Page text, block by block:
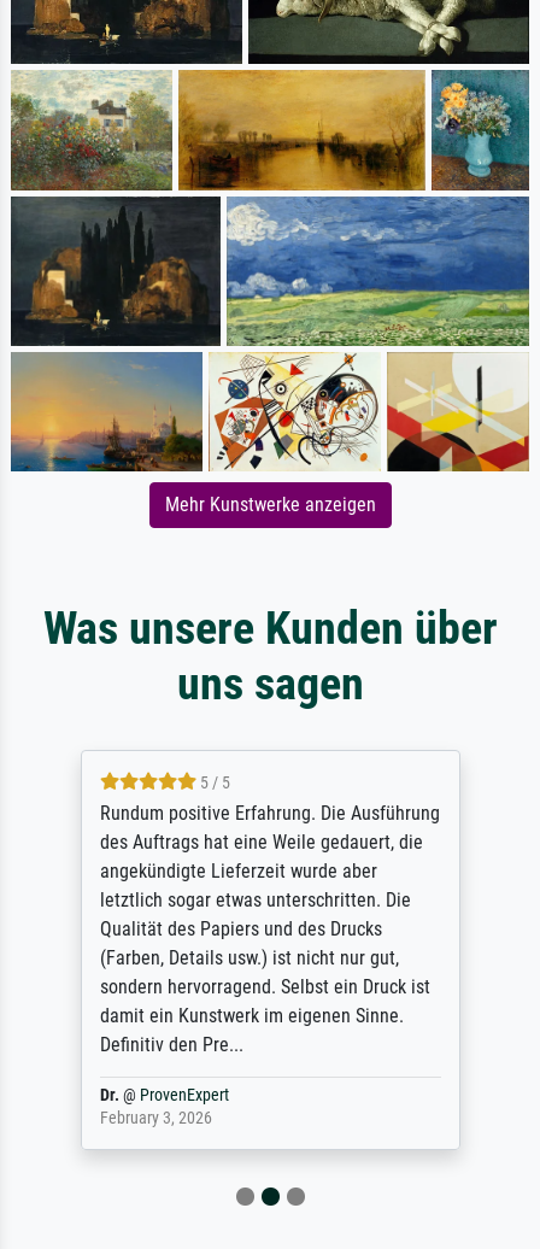
Mehr Kunstwerke anzeigen
Was unsere Kunden über
uns sagen
5 / 5
Rundum positive Erfahrung. Die Ausführung
des Auftrags hat eine Weile gedauert, die
angekündigte Lieferzeit wurde aber
letztlich sogar etwas unterschritten. Die
Qualität des Papiers und des Drucks
(Farben, Details usw.) ist nicht nur gut,
sondern hervorragend. Selbst ein Druck ist
damit ein Kunstwerk im eigenen Sinne.
Definitiv den Pre...
Dr. @ ProvenExpert
February 3, 2026